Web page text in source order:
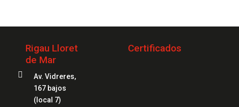
Rigau Lloret
de Mar

Av. Vidreres,
167 bajos
(local 7)
Certificados